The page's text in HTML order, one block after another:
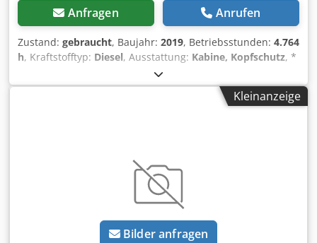
Anfragen Anrufen
Zustand: gebraucht, Baujahr: 2019, Betriebsstunden: 4.764
h, Kraftstofftyp: Diesel, Ausstattung: Kabine, Kopfschutz, *
Claas Scorpion 746 Teleskoplader * Rückfahrkamera *
Klimaanlage * Vorderrad-Lenkung * Allrad-Lenkung *
Hundegang Dcedpfx Abewta Dvorek -----Interne
bequem per WhatsApp Whatsapp Whatsapp
Kleinanzeige
Bilder anfragen